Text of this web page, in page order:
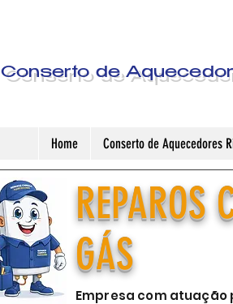
Conserto de
Home Conserto de Aquecedores
REPAROS
GÁS
Empresa com atuação